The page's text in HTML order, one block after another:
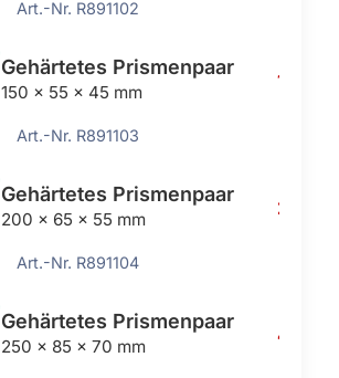
Art.-Nr. R891102
Gehärtetes Prismenpaar
150 x 55 x 45 mm
Art.-Nr. R891103
Gehärtetes Prismenpaar
200 x 65 x 55 mm
Art.-Nr. R891104
Gehärtetes Prismenpaar
250 x 85 x 70 mm